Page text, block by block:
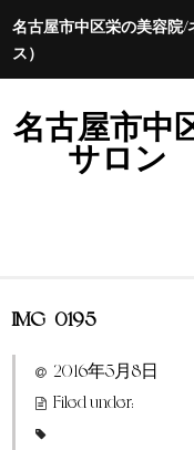
名古屋市中区栄の美容院
ス）
名古屋市中
サロン
ホーム
特定商取引法に基づ
IMG_0195
2016年5月8日
Filed under: